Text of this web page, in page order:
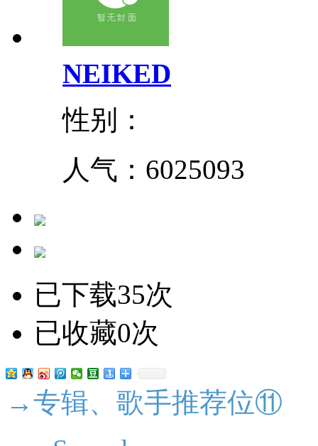
NEIKED
性别：
人气： 6025093
已下载35次
已收藏0次
→专辑、歌手推荐位⑪